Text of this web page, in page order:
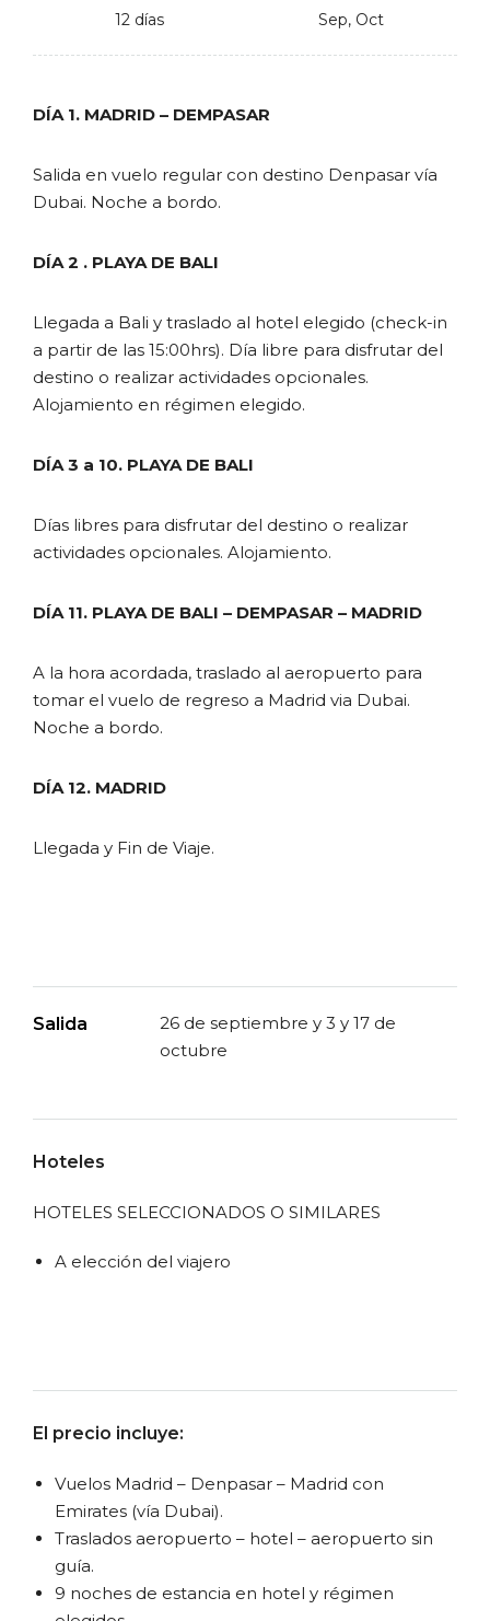
12 días Sep, Oct
DÍA 1. MADRID – DEMPASAR
Salida en vuelo regular con destino Denpasar vía
Dubai. Noche a bordo.
DÍA 2 . PLAYA DE BALI
Llegada a Bali y traslado al hotel elegido (check-in
a partir de las 15:00hrs). Día libre para disfrutar del
destino o realizar actividades opcionales.
Alojamiento en régimen elegido.
DÍA 3 a 10. PLAYA DE BALI
Días libres para disfrutar del destino o realizar
actividades opcionales. Alojamiento.
DÍA 11. PLAYA DE BALI – DEMPASAR – MADRID
A la hora acordada, traslado al aeropuerto para
tomar el vuelo de regreso a Madrid via Dubai.
Noche a bordo.
DÍA 12. MADRID
Llegada y Fin de Viaje.
Salida
26 de septiembre y 3 y 17 de
octubre
Hoteles
HOTELES SELECCIONADOS O SIMILARES
A elección del viajero
El precio incluye:
Vuelos Madrid – Denpasar – Madrid con
Emirates (vía Dubai).
Traslados aeropuerto – hotel – aeropuerto sin
guía.
9 noches de estancia en hotel y régimen